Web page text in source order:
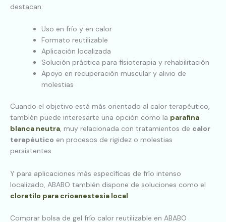
destacan:
Uso en frío y en calor
Formato reutilizable
Aplicación localizada
Solución práctica para fisioterapia y rehabilitación
Apoyo en recuperación muscular y alivio de
molestias
Cuando el objetivo está más orientado al calor terapéutico,
también puede interesarte una opción como la parafina
blanca neutra, muy relacionada con tratamientos de calor
terapéutico en procesos de rigidez o molestias
persistentes.
Y para aplicaciones más específicas de frío intenso
localizado, ABABO también dispone de soluciones como el
cloretilo para crioanestesia local.
Comprar bolsa de gel frío calor reutilizable en ABABO